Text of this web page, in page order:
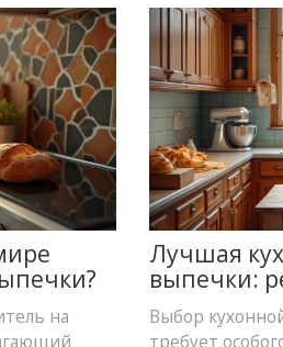
Для тех,
выпечки и
продукции
популярна
надежную
материал будет
на
Лучшая
выпечки:
выбору
Выбор
требует